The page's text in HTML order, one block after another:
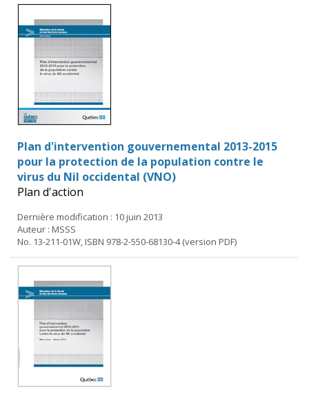
Plan d'intervention gouvernemental 2013-2015
pour la protection de la population contre le
virus du Nil occidental (VNO)
Plan d'action
Dernière modification : 10 juin 2013
Auteur : MSSS
No. 13-211-01W, ISBN 978-2-550-68130-4 (version PDF)